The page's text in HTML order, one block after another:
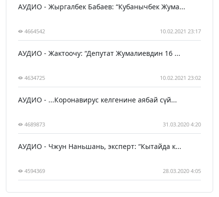
АУДИО - Жыргалбек Бабаев: “Кубанычбек Жума...
4664542 10.02.2021 23:17
АУДИО - Жактоочу: “Депутат Жумалиевдин 16 ...
4634725 10.02.2021 23:02
АУДИО - ...Коронавирус келгенине аябай сүй...
4689873 31.03.2020 4:20
АУДИО - Чжун Наньшань, эксперт: “Кытайда к...
4594369 28.03.2020 4:05